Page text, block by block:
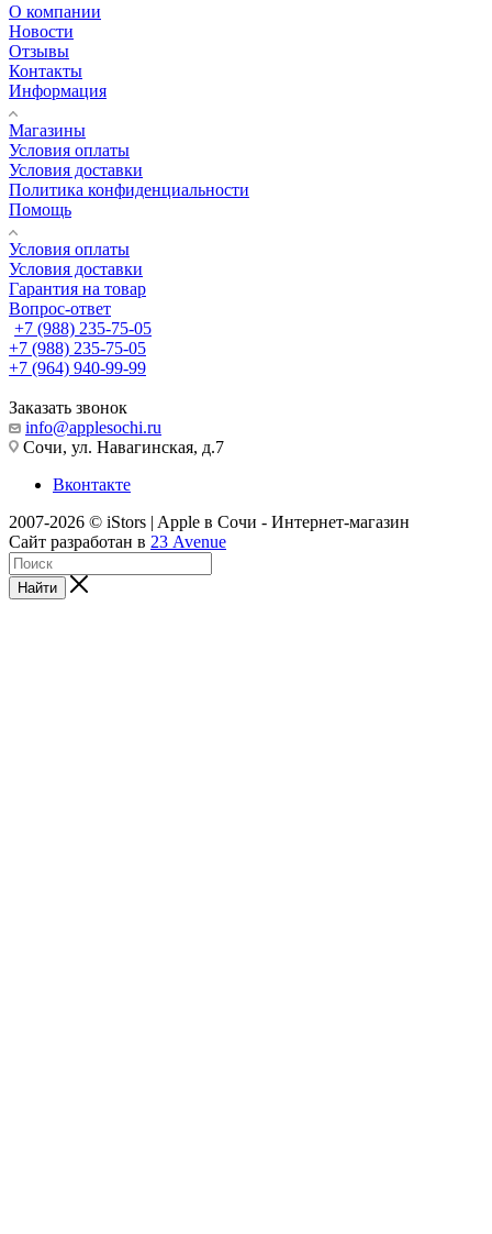
О компании
Новости
Отзывы
Контакты
Информация
Магазины
Условия оплаты
Условия доставки
Политика конфиденциальности
Помощь
Условия оплаты
Условия доставки
Гарантия на товар
Вопрос-ответ
+7 (988) 235-75-05
+7 (988) 235-75-05
+7 (964) 940-99-99
Заказать звонок
info@applesochi.ru
Сочи, ул. Навагинская, д.7
Вконтакте
2007-2026 © iStors | Apple в Сочи - Интернет-магазин
Сайт разработан в 23 Avenue
Найти